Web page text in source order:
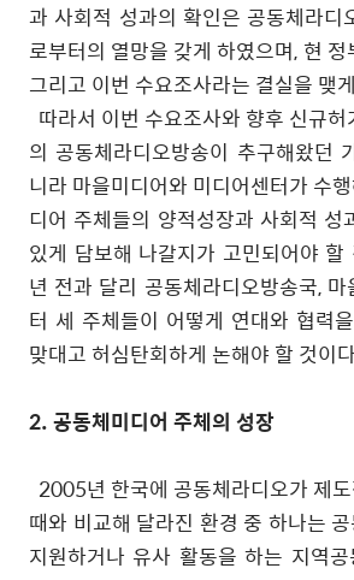
과 사회적 성과의 확인은 공동체라디
로부터의 열망을 갖게 하였으며, 현 정
그리고 이번 수요조사라는 결실을 맺
따라서 이번 수요조사와 향후 신규
의 공동체라디오방송이 추구해왔던
니라 마을미디어와 미디어센터가 수
디어 주체들의 양적성장과 사회적 성
있게 담보해 나갈지가 고민되어야 할
년 전과 달리 공동체라디오방송국, 마
터 세 주체들이 어떻게 연대와 협력
맞대고 허심탄회하게 논해야 할 것이
2.공동체미디어 주체의 성장
2005년 한국에 공동체라디오가 제
때와 비교해 달라진 환경 중 하나는
지원하거나 유사 활동을 하는 지역